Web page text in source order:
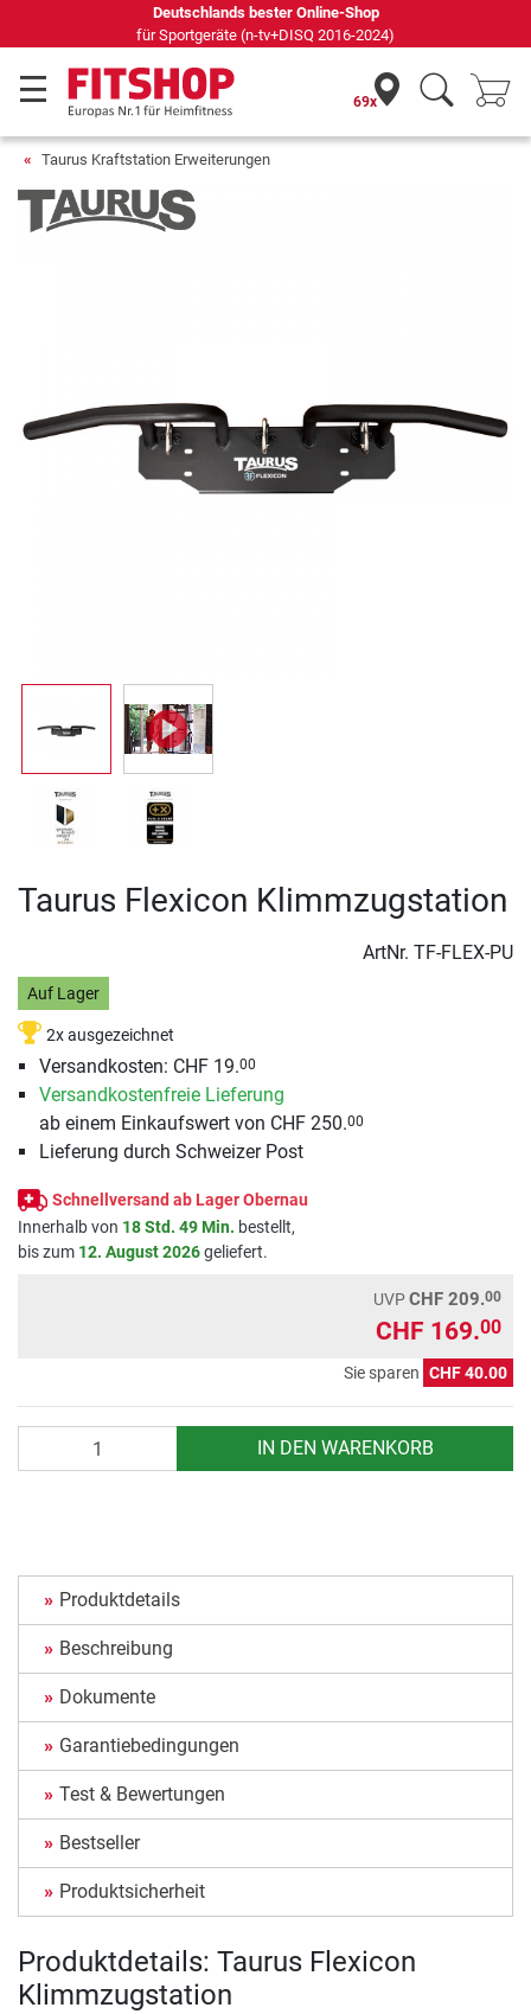
Seit 42 Jahren Ihr Experte für Heimfitness
69x
Taurus Kraftstation Erweiterungen
Taurus Flexicon Klimmzugstation
ArtNr. TF-FLEX-PU
Auf Lager
2x ausgezeichnet
Versandkosten: CHF 19.00
Versandkostenfreie Lieferung
ab einem Einkaufswert von CHF 250.00
Lieferung durch Schweizer Post
Schnellversand ab Lager Obernau
Innerhalb von 18 Std. 49 Min. bestellt,
bis zum 12. August 2026geliefert.
UVPCHF 209.00
CHF 169.00
Sie sparen CHF 40.00
IN DEN WARENKORB
Produktdetails
Beschreibung
Dokumente
Garantiebedingungen
Test & Bewertungen
Bestseller
Produktsicherheit
Produktdetails: Taurus Flexicon
Klimmzugstation